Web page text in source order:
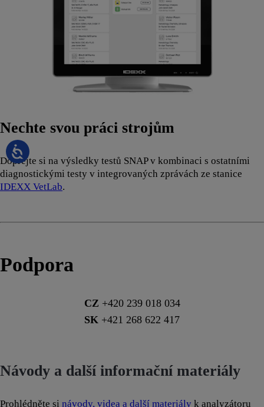
Nechte svou práci strojům
Dopřejte si na výsledky testů SNAP v kombinaci s ostatními
diagnostickými testy v integrovaných zprávách ze stanice
IDEXX VetLab.
Podpora
CZ +420 239 018 034
SK +421 268 622 417
Návody a další informační materiály
Prohlédněte si návody, videa a další materiály k analyzátoru